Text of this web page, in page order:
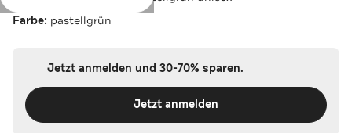
Farbe: pastellgrün
Jetzt anmelden und 30-70% sparen.
Jetzt anmelden